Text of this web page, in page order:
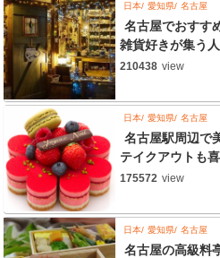
日本 愛知県 名古屋
名古屋でおすす
雑貨好きが集う
210438 view
日本 愛知県 名古屋
名古屋駅周辺で
テイクアウトも
175572 view
日本 愛知県 名古屋
名古屋の高級料